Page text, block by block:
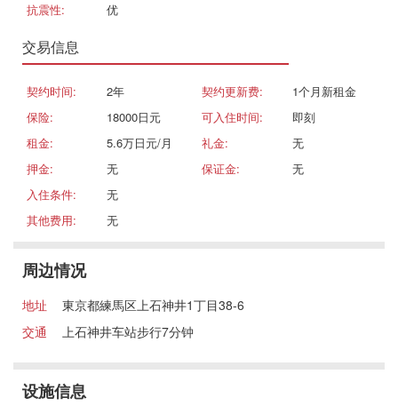
抗震性:
优
交易信息
契约时间: 2年 契约更新费:
1个月新租金
保险:
18000日元 可入住时间:
即刻
租金:
5.6万日元/月 礼金:
无
押金:
无 保证金:
无
入住条件:
无
其他费用:
无
周边情况
地址
東京都練馬区上石神井1丁目38-6
交通
上石神井车站步行7分钟
设施信息